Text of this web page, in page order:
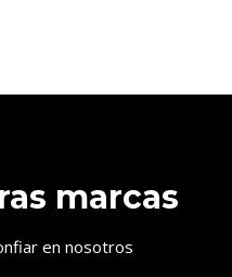
marcas
en nosotros